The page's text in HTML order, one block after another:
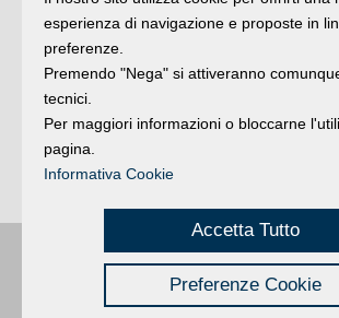
olandese (- 11,4% in presenze).
Ricapitolando i mesi della stagione
canonica (giugno, luglio e agosto)
estrema sintesi un totale di arrivi
1.905.776 e di presenze pari a
2012 i dati analoghi ammontavano
arrivi e 11.452.707 presenze.
Buongiorno:Riminié una testata registrata presso il
registrazione n. 2 /28/02/2012| © 2024
Privacy | Credits
esperienza di navigazione e proposte in
preferenze.
Premendo "Nega" si attiveranno
tecnici.
Per maggiori informazioni o bloccarne
pagina.
Informativa Cookie
Accetta Tutto
Preferenze Cookie